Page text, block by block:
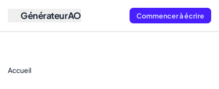
GénérateurAO Commencer à écrire
Accueil